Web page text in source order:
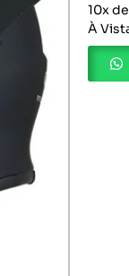
10x
À